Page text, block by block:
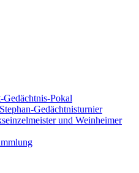
Pokal
Gedächtnisturnier
und Weinheimer